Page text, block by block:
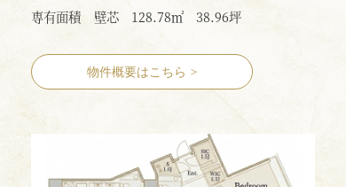
専有面積
壁芯 128.78㎡ 38.96坪
物件概要はこちら >